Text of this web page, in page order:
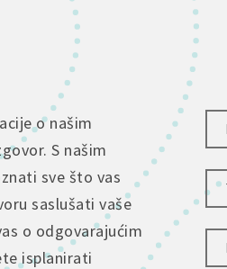
o našim
S našim
sve što vas
saslušati vaše
o odgovarajućim
isplanirati